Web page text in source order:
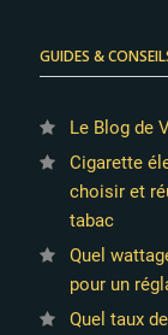
GUIDES &
Le Blog de
Cigarette
choisir et
tabac
Quel
pour un
Quel taux